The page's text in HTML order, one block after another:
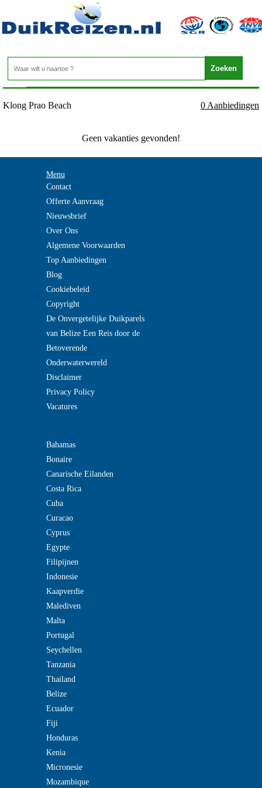
Thailand - Koh Chang - Klong Prao Beach
Home>
Klong Prao Beach 0 Aanbiedingen
Geen vakanties gevonden!
Menu
Contact
Offerte Aanvraag
Nieuwsbrief
Over Ons
Algemene Voorwaarden
Top Aanbiedingen
Blog
Cookiebeleid
Copyright
De Onvergetelijke Duikparels
van Belize Een Reis door de
Betoverende
Onderwaterwereld
Disclaimer
Privacy Policy
Vacatures
Bahamas
Bonaire
Canarische Eilanden
Costa Rica
Cuba
Curacao
Cyprus
Egypte
Filipijnen
Indonesie
Kaapverdie
Malediven
Malta
Portugal
Seychellen
Tanzania
Thailand
Belize
Ecuador
Fiji
Honduras
Kenia
Micronesie
Mozambique